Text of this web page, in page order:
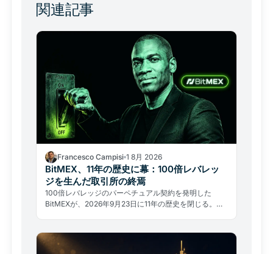
関連記事
Francesco Campisi 1 8月 2026
BitMEX、11年の歴史に幕：100倍レバレッ
ジを生んだ取引所の終焉
100倍レバレッジのパーペチュアル契約を発明した
BitMEXが、2026年9月23日に11年の歴史を閉じる。ハ